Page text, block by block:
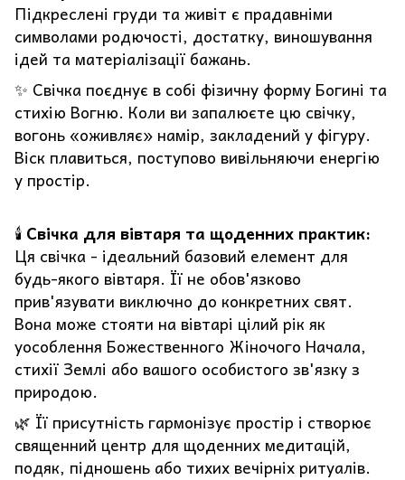
Підкреслені груди та живіт є прадавніми
символами родючості, достатку, виношування
ідей та матеріалізації бажань.
✨ Свічка поєднує в собі фізичну форму Богині та
стихію Вогню. Коли ви запалюєте цю свічку,
вогонь «оживляє» намір, закладений у фігуру.
Віск плавиться, поступово вивільняючи енергію
у простір.
🕯️ Свічка для вівтаря та щоденних практик:
Ця свічка - ідеальний базовий елемент для
будь-якого вівтаря. Її не обов'язково
прив'язувати виключно до конкретних свят.
Вона може стояти на вівтарі цілий рік як
уособлення Божественного Жіночого Начала,
стихії Землі або вашого особистого зв'язку з
природою.
🌿 Її присутність гармонізує простір і створює
священний центр для щоденних медитацій,
подяк, підношень або тихих вечірніх ритуалів.